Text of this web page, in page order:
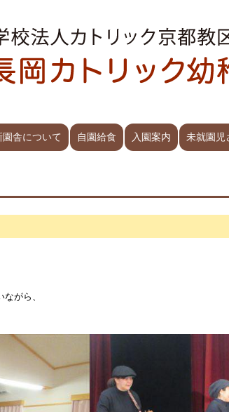
園舎について 自園給食 入園案内 未就園児
がら、